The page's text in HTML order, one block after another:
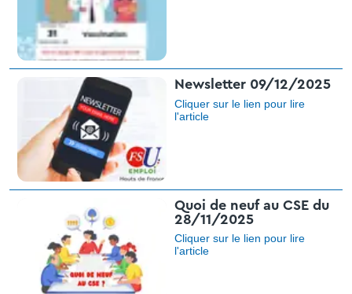
Newsletter 09/12/2025
Cliquer sur le lien pour lire
l'article
Quoi de neuf au CSE du
28/11/2025
Cliquer sur le lien pour lire
l'article